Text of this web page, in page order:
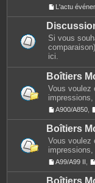
L'actu
Si vous
ici.
Boîtiers
Vous voulez
A900/A850
Boîtiers
Vous voulez
A99/A99 II
Boîtiers